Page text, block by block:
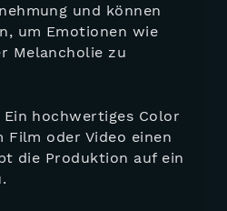
und können
um Emotionen wie
Melancholie zu
Ein hochwertiges Color
Film oder Video einen
die Produktion auf ein